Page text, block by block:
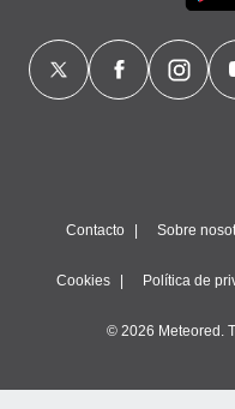
Contacto Sobre
Cookies Política de
© 2026 Meteored.